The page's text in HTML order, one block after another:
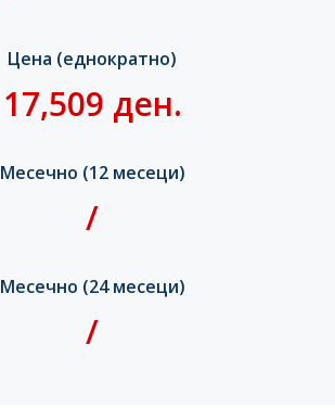
Цена (еднократно)
17,509 ден.
Месечно (12 месеци)
/
Месечно (24 месеци)
/